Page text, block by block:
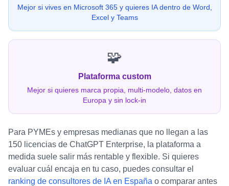
Mejor si vives en Microsoft 365 y quieres IA dentro de Word,
Excel y Teams
🧩
Plataforma custom
Mejor si quieres marca propia, multi-modelo, datos en
Europa y sin lock-in
Para PYMEs y empresas medianas que no llegan a las
150 licencias de ChatGPT Enterprise, la plataforma a
medida suele salir más rentable y flexible. Si quieres
evaluar cuál encaja en tu caso, puedes consultar el
ranking de consultores de IA en España o comparar antes